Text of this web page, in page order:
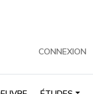
CONNEXION